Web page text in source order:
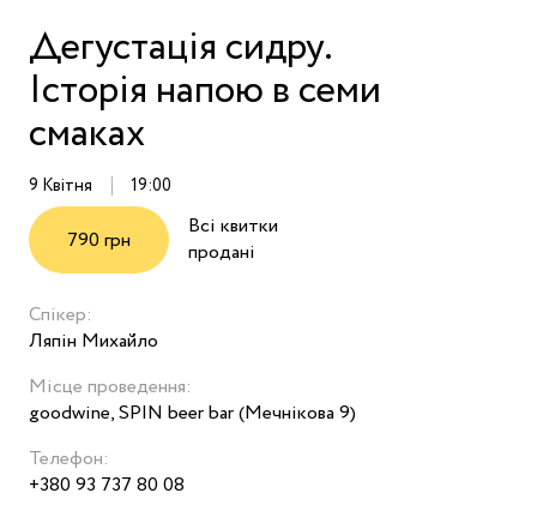
Дегустація сидру.
Історія напою в семи
смаках
9 Квітня 19:00
790 грн
Всі квитки
продані
Спікер:
Ляпін Михайло
Місце проведення:
goodwine, SPIN beer bar (Мечнікова 9)
Телефон:
+380 93 737 80 08